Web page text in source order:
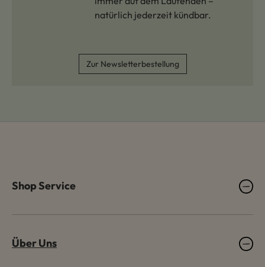
natürlich jederzeit kündbar.
Zur Newsletterbestellung
Shop Service
Über Uns